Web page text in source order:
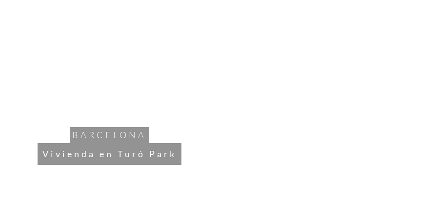
BARCELONA
Vivienda en Turó Park